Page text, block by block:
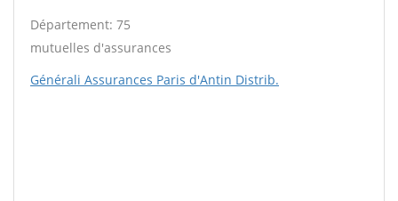
Département: 75
mutuelles d'assurances
Générali Assurances Paris d'Antin Distrib.